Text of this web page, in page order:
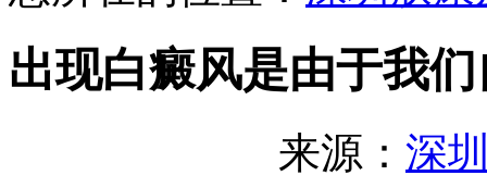
出现白癜风是由于我
来源： 深